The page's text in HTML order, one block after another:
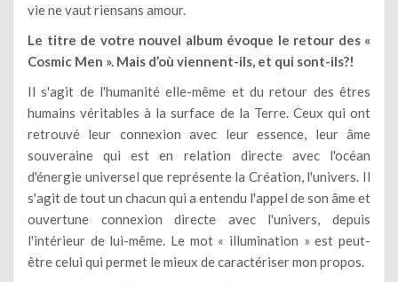
vie ne vaut riensans amour.
Le titre de votre nouvel album évoque le retour des «
Cosmic Men ». Mais d’où viennent-ils, et qui sont-ils?!
Il s'agit de l'humanité elle-même et du retour des êtres
humains véritables à la surface de la Terre. Ceux qui ont
retrouvé leur connexion avec leur essence, leur âme
souveraine qui est en relation directe avec l'océan
d'énergie universel que représente la Création, l'univers. Il
s'agit de tout un chacun qui a entendu l'appel de son âme et
ouvertune connexion directe avec l'univers, depuis
l'intérieur de lui-même. Le mot « illumination » est peut-
être celui qui permet le mieux de caractériser mon propos.